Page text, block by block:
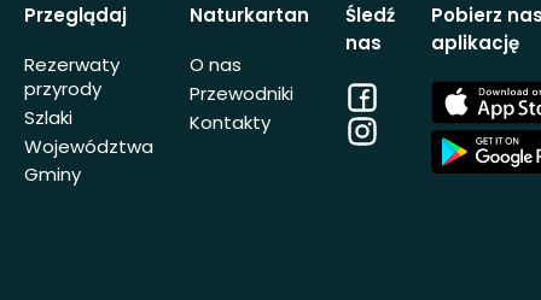
Przeglądaj
Rezerwaty
przyrody
Szlaki
Województwa
Gminy
Naturkartan
O nas
Przewodniki
Kontakty
Śledź
nas
Facebook
Instagram
Pobierz
aplikację
App
Store
App
Store